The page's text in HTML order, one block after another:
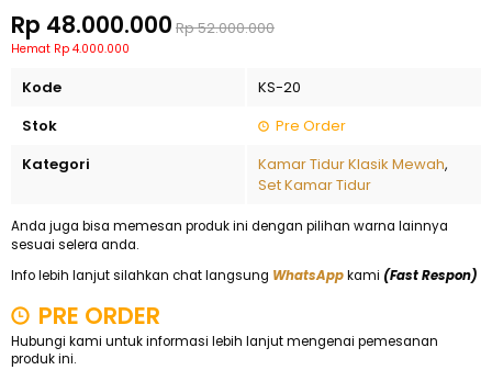
Rp 48.000.000 Rp 52.000.000
Hemat Rp 4.000.000
Kode
KS-20
Stok
Pre Order
Kategori
Kamar Tidur Klasik Mewah,
Set Kamar Tidur
Anda juga bisa memesan produk ini dengan pilihan warna lainnya
sesuai selera anda.
Info lebih lanjut silahkan chat langsung WhatsAppkami (Fast Respon)
PRE ORDER
Hubungi kami untuk informasi lebih lanjut mengenai pemesanan
produk ini.